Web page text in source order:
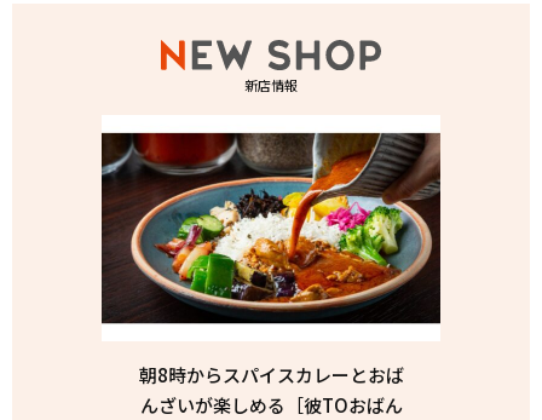
新店情報
朝8時からスパイスカレーとおば
んざいが楽しめる［彼TOおばん